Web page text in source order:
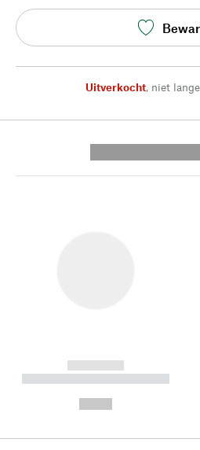
Uitverkocht, niet
------------
----------- ----------- --------